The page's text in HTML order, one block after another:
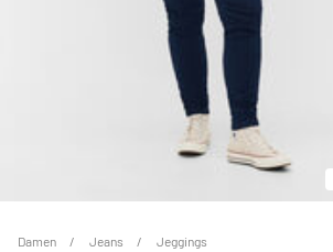
Damen Jeans Jeggings